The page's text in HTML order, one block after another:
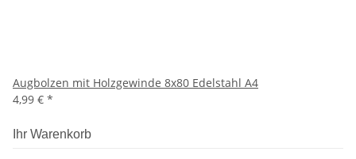
Augbolzen mit Holzgewinde 8x80 Edelstahl A4
4,99 € *
Ihr Warenkorb